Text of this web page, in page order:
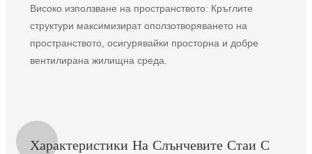
Високо използване на пространството: Кръглите
структури максимизират оползотворяването на
пространството, осигурявайки просторна и добре
вентилирана жилищна среда.
Характеристики На Слънчевите Стаи С